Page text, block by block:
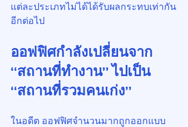
แต่ละประเภทไม่ได้ได้รับผลกระทบเท่ากัน
อีกต่อไป
ออฟฟิศกำลังเปลี่ยนจาก
“สถานที่ทำงาน” ไปเป็น
“สถานที่รวมคนเก่ง”
ในอดีต ออฟฟิศจำนวนมากถูกออกแบบ